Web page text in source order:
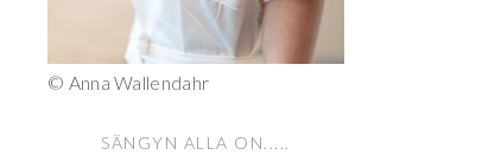
© Anna Wallendahr
SÄNGYN ALLA ON.....